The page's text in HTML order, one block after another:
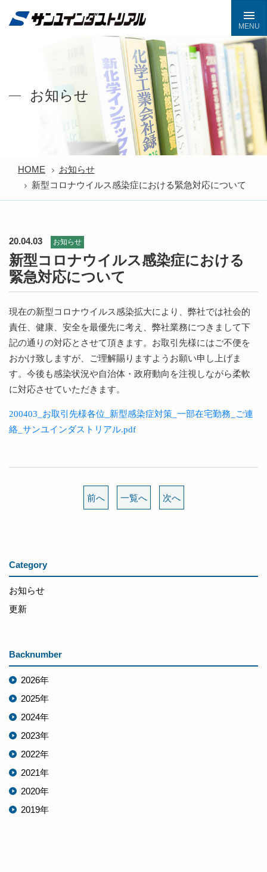
お知らせ
HOME
お知らせ
新型コロナウイルス感染症における緊急対応について
20.04.03 お知らせ
新型コロナウイルス感染症における
緊急対応について
現在の新型コロナウイルス感染拡大により、弊社では社会的
責任、健康、安全を最優先に考え、弊社業務につきまして下
記の通りの対応とさせて頂きます。お取引先様にはご不便を
おかけ致しますが、ご理解賜りますようお願い申し上げま
す。今後も感染状況や自治体・政府動向を注視しながら柔軟
に対応させていただきます。
200403_お取引先様各位_新型感染症対策_一部在宅勤務_ご連
絡_サンユインダストリアル.pdf
前へ 一覧へ 次へ
Category
お知らせ
更新
Backnumber
2026年
2025年
2024年
2023年
2022年
2021年
2020年
2019年